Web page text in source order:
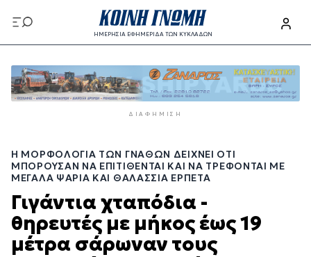
προς
το
περιεχόμενο
ΗΜΕΡΗΣΙΑ ΕΦΗΜΕΡΙΔΑ ΤΩΝ ΚΥΚΛΑΔΩΝ
προς
το
κυρίως
ΔΙΑΦΉΜΙΣΗ
Η ΜΟΡΦΟΛΟΓΊΑ ΤΩΝ ΓΝΆΘΩΝ ΔΕΊΧΝΕΙ ΌΤΙ
ΜΠΟΡΟΎΣΑΝ ΝΑ ΕΠΙΤΊΘΕΝΤΑΙ ΚΑΙ ΝΑ ΤΡΈΦΟΝΤΑΙ ΜΕ
ΜΕΓΆΛΑ ΨΆΡΙΑ ΚΑΙ ΘΑΛΆΣΣΙΑ ΕΡΠΕΤΆ
Γιγάντια χταπόδια -
θηρευτές με μήκος έως 19
μέτρα σάρωναν τους